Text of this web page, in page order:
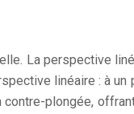
La perspective
linéaire : à
plongée,